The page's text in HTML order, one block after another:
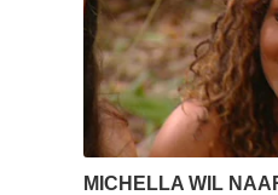
MICHELLA WIL